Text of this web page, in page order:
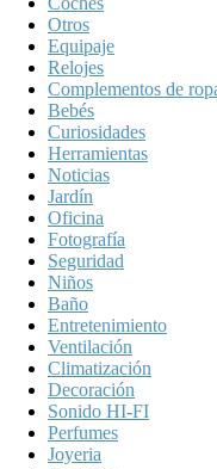
Otros
Equipaje
Relojes
Complementos de
Bebés
Curiosidades
Herramientas
Noticias
Jardín
Oficina
Fotografía
Seguridad
Niños
Baño
Entretenimiento
Ventilación
Climatización
Decoración
Sonido HI-FI
Perfumes
Joyeria